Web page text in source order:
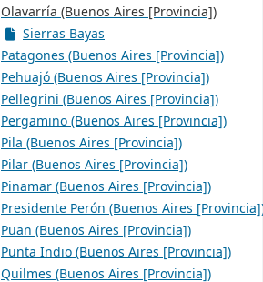
Olavarría (Buenos Aires [Provincia])
Sierras Bayas
Patagones (Buenos Aires [Provincia])
Pehuajó (Buenos Aires [Provincia])
Pellegrini (Buenos Aires [Provincia])
Pergamino (Buenos Aires [Provincia])
Pila (Buenos Aires [Provincia])
Pilar (Buenos Aires [Provincia])
Pinamar (Buenos Aires [Provincia])
Presidente Perón (Buenos Aires
Puan (Buenos Aires [Provincia])
Punta Indio (Buenos Aires [Provincia])
Quilmes (Buenos Aires [Provincia])